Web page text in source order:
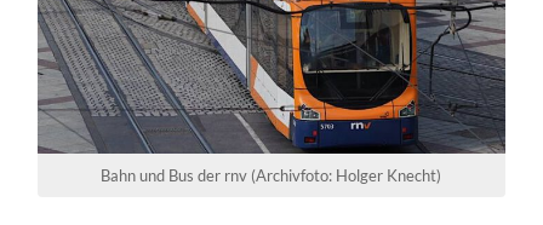
Bahn und Bus der rnv (Archivfoto: Holger Knecht)